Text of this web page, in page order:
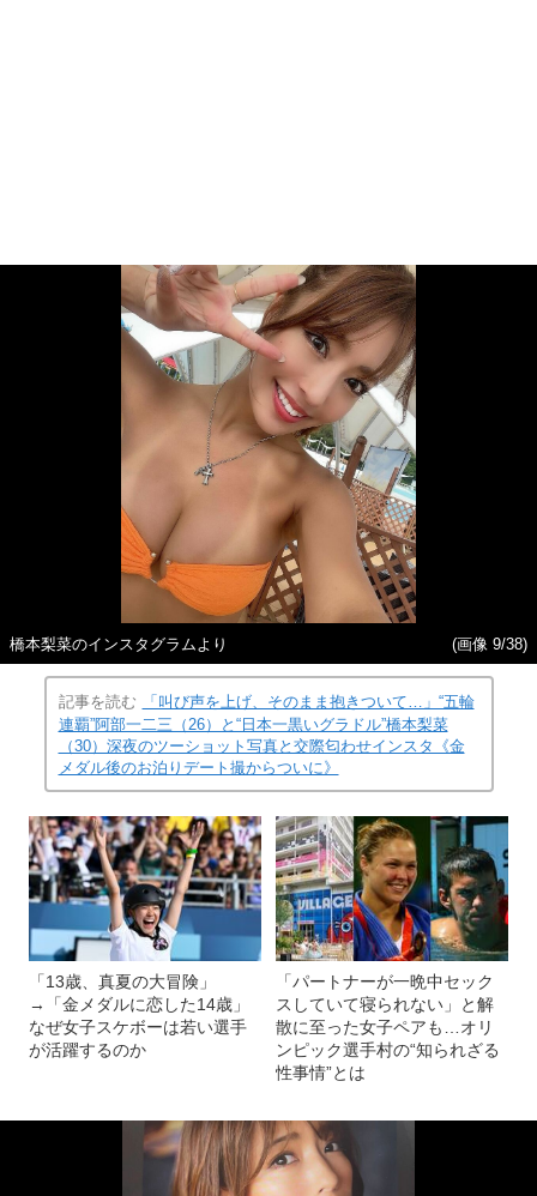
橋本梨菜のインスタグラムより (画像 9/38)
記事を読む
「叫び声を上げ、そのまま抱きついて…」“五輪
連覇”阿部一二三（26）と“日本一黒いグラドル”橋本梨菜
（30）深夜のツーショット写真と交際匂わせインスタ《金
メダル後のお泊りデート撮からついに》
「13歳、真夏の大冒険」
→「金メダルに恋した14歳」
なぜ女子スケボーは若い選手
が活躍するのか
「パートナーが一晩中セック
スしていて寝られない」と解
散に至った女子ペアも…オリ
ンピック選手村の“知られざる
性事情”とは